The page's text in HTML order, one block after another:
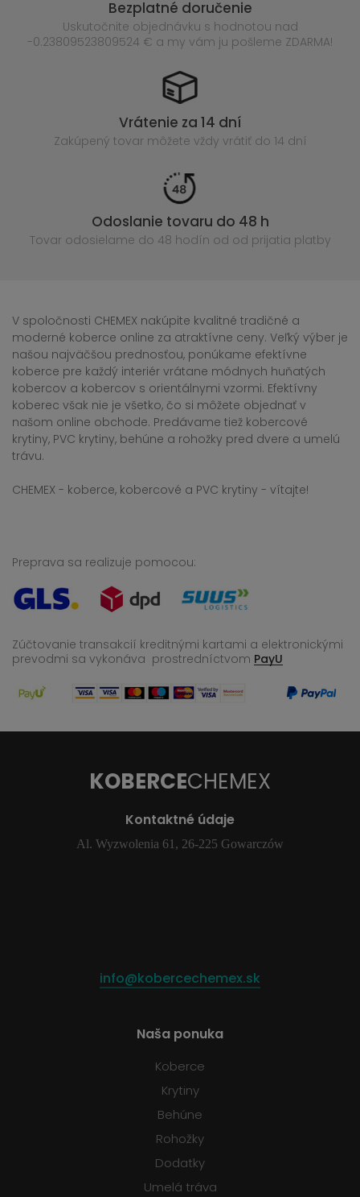
Bezplatné doručenie
Uskutočnite objednávku s hodnotou nad
-0.23809523809524 € a my vám ju pošleme ZDARMA!
Vrátenie za 14 dní
Zakúpený tovar môžete vždy vrátiť do 14 dní
Odoslanie tovaru do 48 h
Tovar odosielame do 48 hodín od od prijatia platby
V spoločnosti CHEMEX nakúpite kvalitné tradičné a
moderné koberce online za atraktívne ceny. Veľký výber je
našou najväčšou prednosťou, ponúkame efektívne
koberce pre každý interiér vrátane módnych huňatých
kobercov a kobercov s orientálnymi vzormi. Efektívny
koberec však nie je všetko, čo si môžete objednať v
našom online obchode. Predávame tiež kobercové
krytiny, PVC krytiny, behúne a rohožky pred dvere a umelú
trávu.
CHEMEX - koberce, kobercové a PVC krytiny - vítajte!
Preprava sa realizuje pomocou:
Zúčtovanie transakcií kreditnými kartami a elektronickými
prevodmi sa vykonáva prostredníctvom PayU
KOBERCECHEMEX
Kontaktné údaje
Al. Wyzwolenia 61, 26-225 Gowarczów
info@kobercechemex.sk
Naša ponuka
Koberce
Krytiny
Behúne
Rohožky
Dodatky
Umelá tráva